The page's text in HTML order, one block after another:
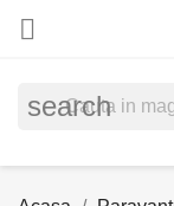

search